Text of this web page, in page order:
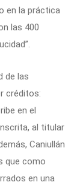
en la práctica
las 400
de las
créditos:
en el
al titular
Caniullán
que como
en una